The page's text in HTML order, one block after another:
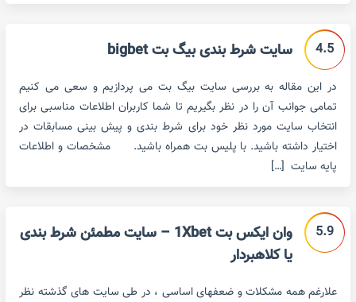
4.5 سایت شرط بندی بیگ بت bigbet
در این مقاله به بررسی سایت بیگ بت می پردازیم و سعی می کنیم
تمامی جوانب آن را در نظر بگیریم تا شما کاربران اطلاعات مناسبی برای
انتخاب سایت مورد نظر خود برای شرط بندی و پیش بینی مسابقات در
اختیار داشته باشید. با پلیس بت همراه باشید. مشخصات و اطلاعات
پایه سایت […]
5.9
وان ایکس بت 1Xbet – سایت مطمئن شرط بندی
یا کلاهبردار
علارغم همه مشکلات و ضعفهای اساسی ، در طی سایت های گذشته نظر